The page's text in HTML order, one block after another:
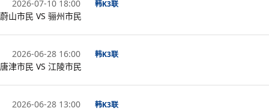
2026-07-10 18:00 韩K3联
蔚山市民 VS 骊州市民
2026-06-28 16:00 韩K3联
唐津市民 VS 江陵市民
2026-06-28 13:00 韩K3联